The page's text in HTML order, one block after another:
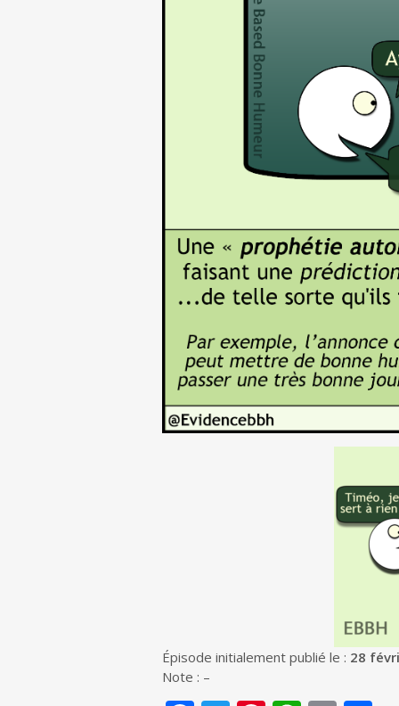
Épisode initialement publié le : 28
Note : –